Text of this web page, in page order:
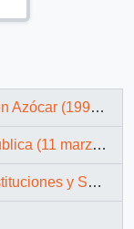
(1990-1994)
– 11 marzo 1994)
y Servicios